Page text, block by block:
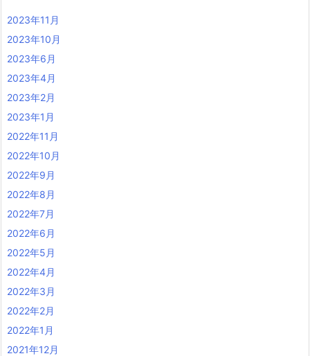
2023年11月
2023年10月
2023年6月
2023年4月
2023年2月
2023年1月
2022年11月
2022年10月
2022年9月
2022年8月
2022年7月
2022年6月
2022年5月
2022年4月
2022年3月
2022年2月
2022年1月
2021年12月